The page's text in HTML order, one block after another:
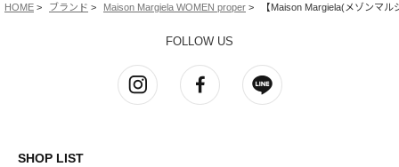
HOME ブランド Maison Margiela WOMEN proper 【Maison Margiela(メゾンマ
FOLLOW US
SHOP LIST